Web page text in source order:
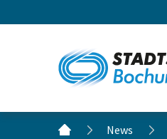
News